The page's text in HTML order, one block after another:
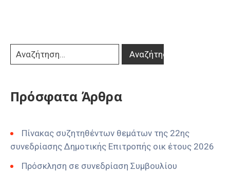
Πρόσφατα Άρθρα
Πίνακας συζητηθέντων θεμάτων της 22ης
συνεδρίασης Δημοτικής Επιτροπής οικ έτους 2026
Πρόσκληση σε συνεδρίαση Συμβουλίου